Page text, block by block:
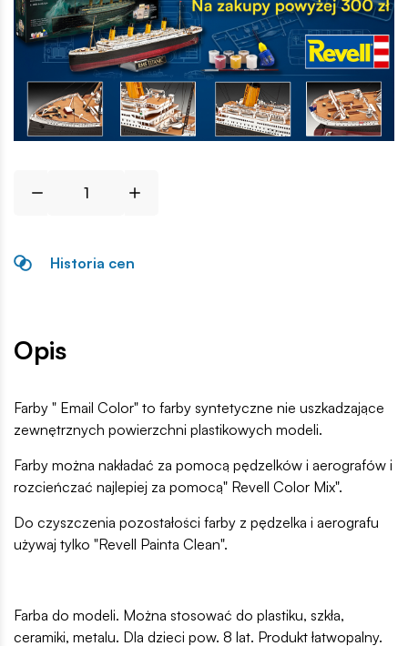
Historia cen
Opis
Farby " Email Color" to farby syntetyczne nie uszkadzające
zewnętrznych powierzchni plastikowych modeli.
Farby można nakładać za pomocą pędzelków i aerografów i
rozcieńczać najlepiej za pomocą" Revell Color Mix".
Do czyszczenia pozostałości farby z pędzelka i aerografu
używaj tylko "Revell Painta Clean".
Farba do modeli. Można stosować do plastiku, szkła,
ceramiki, metalu. Dla dzieci pow. 8 lat. Produkt łatwopalny.